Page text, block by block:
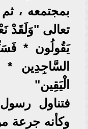
بمجتمعه ،
تعالى "وَلَقَدْ
يَقُولُون *
السَّاجِدِين
الْيَقِين"
فتناول
وكأنه جرعة